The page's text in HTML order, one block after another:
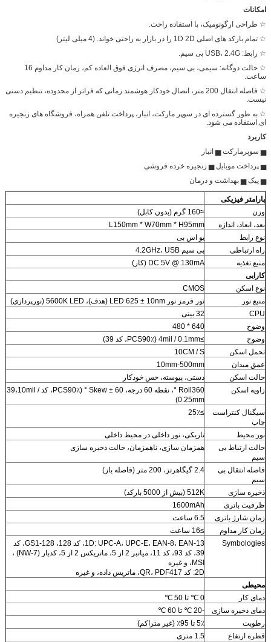
امکانات
☆ طراحی ارگونومیک، با استفاده راحت.
☆ تمام بارکد های اصلی 1D 2D را در بازار به راحتی خواند. (4 میلی لیتر)
☆ رابط: USB، 2.4G بی سیم.
☆ حالت دوگانه: سیمی، بی سیم، مصرف انرژی فوق العاده کم، زمان کار مداوم 16
ساعت.
☆ فاصله انتقال 200 متر، اتصال خودکار هوشمند زمانی که فراتر از محدوده، تنظیم دستی
نیست.
☆ به طور گسترده ای در سوپر مارکت، انبار، پرداخت تلفن همراه، فروشگاه های زنجیره
ای استفاده می شود.
کاربرد
▅ سوپرمارکت ▅ انبار
▅ پرداخت موبایل ▅ زنجیره خرده فروشی
▅ پیک ▅ بهداشت و درمان
پارامتر فیزیکی
وزن
≈160 گرم (بدون کابل)
بعد، ابعاد، اندازه
L150mm * W70mm * H95mm
نوع رابط
یو اس بی
راه ارتباطی
بی سیم 4.2GHz، USB
منبع تغذیه
DC 5V @ 130mA (کار)
کارایی
نوع اسکن
CMOS
منبع نور
نور قرمز نور LED 625 ± 10nm (هدف)، 5600K LED (نورپردازی)
CPU
32 بیتی
وضوح
640 * 480
وضوح
≥4mil / 0.1mm (PCS90٪، کد 39)
تحمل اسکن
10CM / S
عمق میدان
10mm-500mm
حالت اسکن
دستی، پیوسته، حس خودکار
زاویه اسکن
Roll360 °، نقطه 60 درجه، Skew ± 60 ° (PCS90٪، کد 39،10mil /
0.25mm)
سیگنال کنتراست
چاپ
≥25٪
نور محیط
تاریکی، نور داخلی در محیط داخلی
حالت ارتباط بی
سیم
همزمان سازی، ناهمزمان، حالت ذخیره سازی
فاصله انتقال بی
سیم
2.4 گیگاهرتز، 200 متر (فاصله باز)
ذخیره سازی
512K (بیش از 5000 بارکد)
ظرفیت باتری
1600mAh
زمان شارژ باتری
6.5 ساعت
زمان کار مداوم
≥16 ساعت
Symbologies
1D: UPC-A، UPC-E، EAN-8، EAN-13، کد 128، GS1-128، کد
39، کد 93، کد 11، میانبر 2 از 5، ماتریکس 2 از 5، کدبار (NW-7) ،
MSI، و غیره
2D: کد QR، PDF417، ماتریس داده، و غیره
محیطی
دمای کار
0 ℃ تا 50 ℃
دمای ذخیره سازی
-20 ℃ تا 60 ℃
رطوبت
5٪ تا 95٪ (غیر متراکم)
قطره ارتفاع
1.5 متری